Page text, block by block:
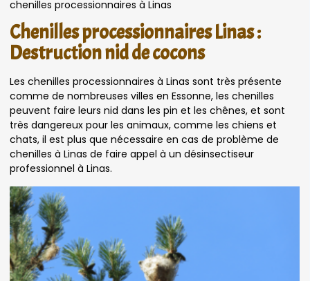
chenilles processionnaires à Linas
Chenilles processionnaires Linas :
Destruction nid de cocons
Les chenilles processionnaires à Linas sont très présente
comme de nombreuses villes en Essonne, les chenilles
peuvent faire leurs nid dans les pin et les chênes, et sont
très dangereux pour les animaux, comme les chiens et
chats, il est plus que nécessaire en cas de problème de
chenilles à Linas de faire appel à un désinsectiseur
professionnel à Linas.